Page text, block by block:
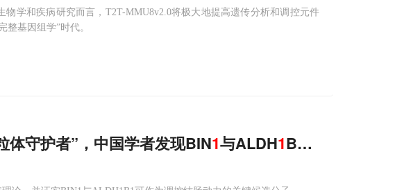
学和疾病研究而言，T2T-MMU8v2.0将极大地提高遗传分析和调控元件
整基因组学”时代。
守护者”，中国学者发现BIN1与ALDH1B1缺失如何导致